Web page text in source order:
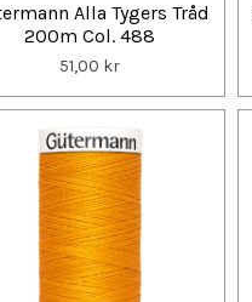
Alla Tygers Tråd
200m Col. 488
51,00 kr